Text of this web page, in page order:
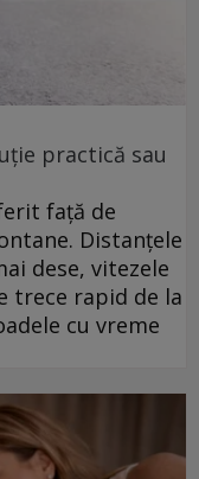
practică sau
față de
Distanțele
dese, vitezele
trece rapid de la
cu vreme